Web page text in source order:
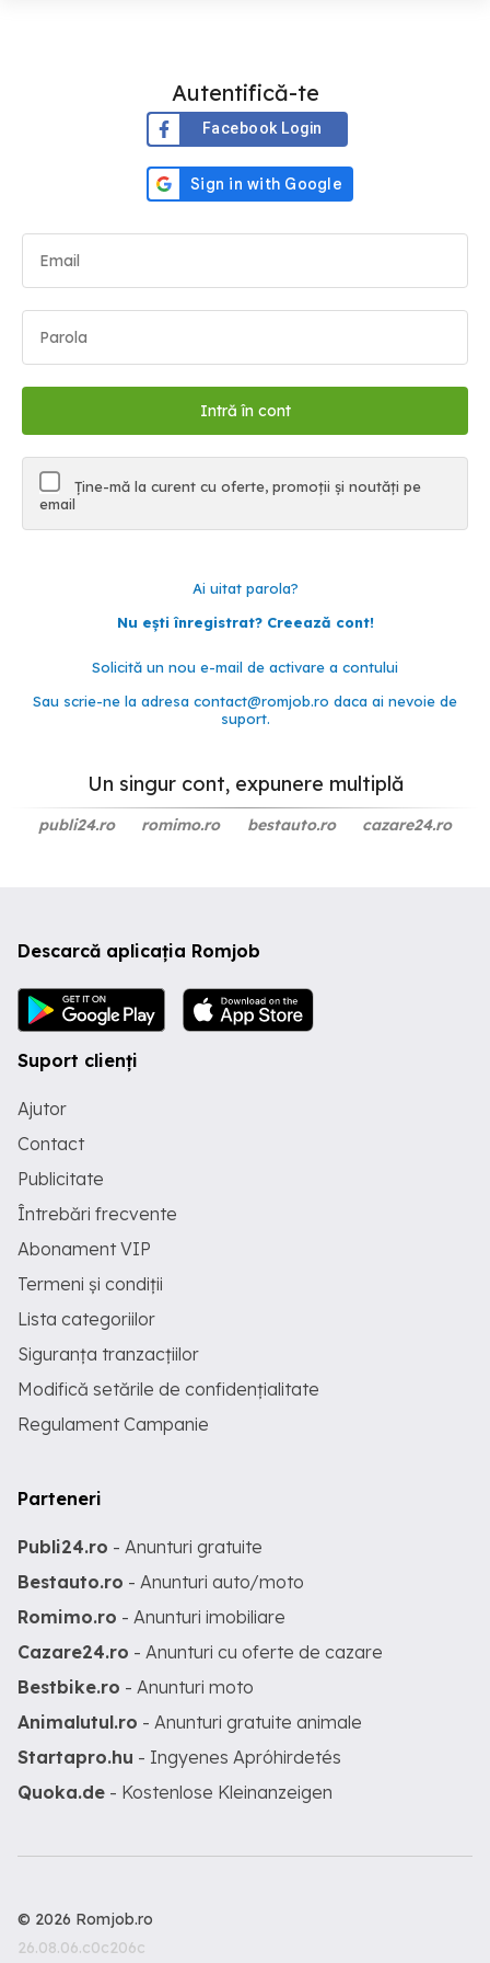
Autentifică-te
Facebook Login
Ține-mă la curent cu oferte, promoții și noutăți pe
email
Ai uitat parola?
Nu ești înregistrat? Creează cont!
Solicită un nou e-mail de activare a contului
Sau scrie-ne la adresa contact@romjob.ro daca ai nevoie de
suport.
Un singur cont, expunere multiplă
publi24.ro romimo.ro bestauto.ro cazare24.ro
Descarcă aplicația Romjob
Suport clienți
Ajutor
Contact
Publicitate
Întrebări frecvente
Abonament VIP
Termeni și condiții
Lista categoriilor
Siguranța tranzacțiilor
Modifică setările de confidențialitate
Regulament Campanie
Parteneri
Publi24.ro - Anunturi gratuite
Bestauto.ro - Anunturi auto/moto
Romimo.ro - Anunturi imobiliare
Cazare24.ro - Anunturi cu oferte de cazare
Bestbike.ro - Anunturi moto
Animalutul.ro - Anunturi gratuite animale
Startapro.hu - Ingyenes Apróhirdetés
Quoka.de - Kostenlose Kleinanzeigen
© 2026 Romjob.ro
26.08.06.c0c206c